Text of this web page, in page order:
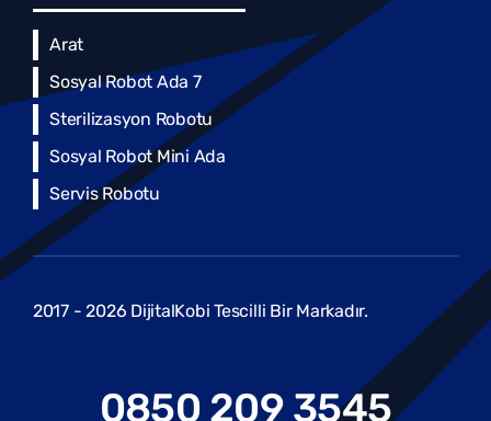
Arat
Sosyal Robot Ada 7
Sterilizasyon Robotu
Sosyal Robot Mini Ada
Servis Robotu
2017 - 2026 DijitalKobi Tescilli Bir Markadır.
0850 209 3545